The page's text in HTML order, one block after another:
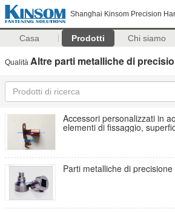
Shanghai Kinsom Precision
Casa Prodotti Chi siamo
Qualità Altre parti metalliche di
Accessori personalizzati in
elementi di fissaggio,
Parti metalliche di